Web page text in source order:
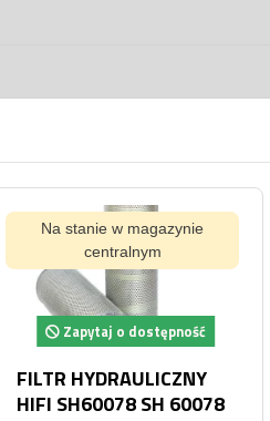
Na stanie w magazynie
centralnym
Zapytaj o dostępność
FILTR HYDRAULICZNY
HIFI SH60078 SH 60078